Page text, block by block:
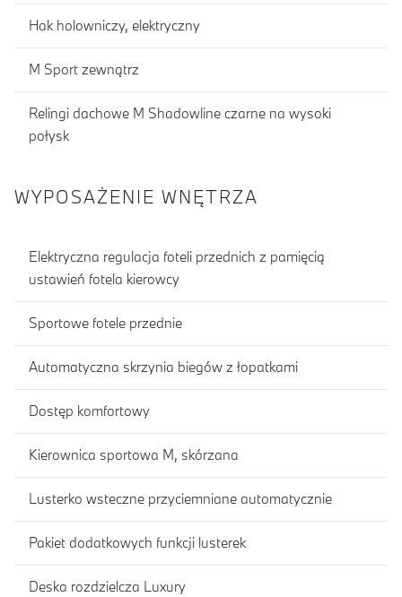
Hak holowniczy, elektryczny
M Sport zewnątrz
Relingi dachowe M Shadowline czarne na wysoki
połysk
WYPOSAŻENIE WNĘTRZA
Elektryczna regulacja foteli przednich z pamięcią
ustawień fotela kierowcy
Sportowe fotele przednie
Automatyczna skrzynia biegów z łopatkami
Dostęp komfortowy
Kierownica sportowa M, skórzana
Lusterko wsteczne przyciemniane automatycznie
Pakiet dodatkowych funkcji lusterek
Deska rozdzielcza Luxury